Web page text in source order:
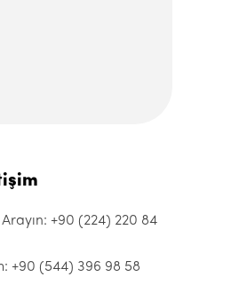
Arayın: +90 (224) 220 84
+90 (544) 396 98 58